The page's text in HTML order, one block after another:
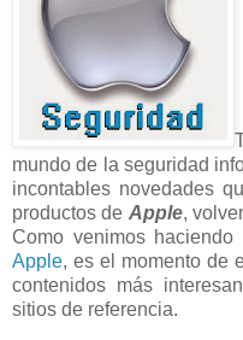
mundo de la seguridad
incontables novedades
productos de Apple,
Como venimos
Apple, es el momento de
contenidos más
sitios de referencia.